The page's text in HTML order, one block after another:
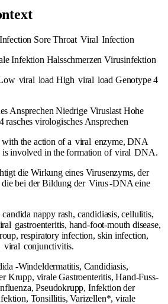
Infection Sore Throat Viral Infection
Infektion Halsschmerzen Virusinfektion
viral load High viral load Genotype 4
Ansprechen Niedrige Viruslast Hohe
rasches virologisches Ansprechen
the action of a viral enzyme, DNA
is involved in the formation of viral DNA.
die Wirkung eines Virusenzyms, der
bei der Bildung der Virus-DNA eine
nappy rash, candidiasis, cellulitis,
gastroenteritis, hand-foot-mouth disease,
respiratory infection, skin infection,
viral conjunctivitis.
-Windeldermatitis, Candidiasis,
Krupp, virale Gastroenteritis, Hand-Fuss-
Pseudokrupp, Infektion der
Tonsillitis, Varizellen*, virale